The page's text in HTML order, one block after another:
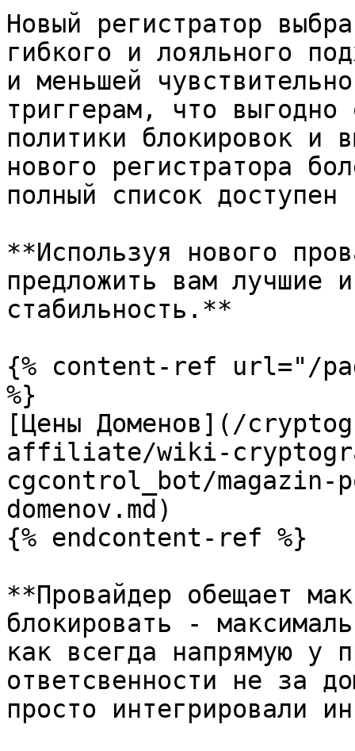
Новый регистратор
гибкого и лояльного
и меньшей
триггерам, что выгодно
политики блокировок
нового регистратора
полный список
**Используя нового
предложить вам лучшие
стабильность.**
{% content-ref url="/
%}
[Цены Доменов](/
affiliate/wiki-
cgcontrol_bot/magazin-
domenov.md)
{% endcontent-ref %}
**Провайдер обещает
блокировать -
как всегда напрямую у
ответсвенности не за
просто интегрировали